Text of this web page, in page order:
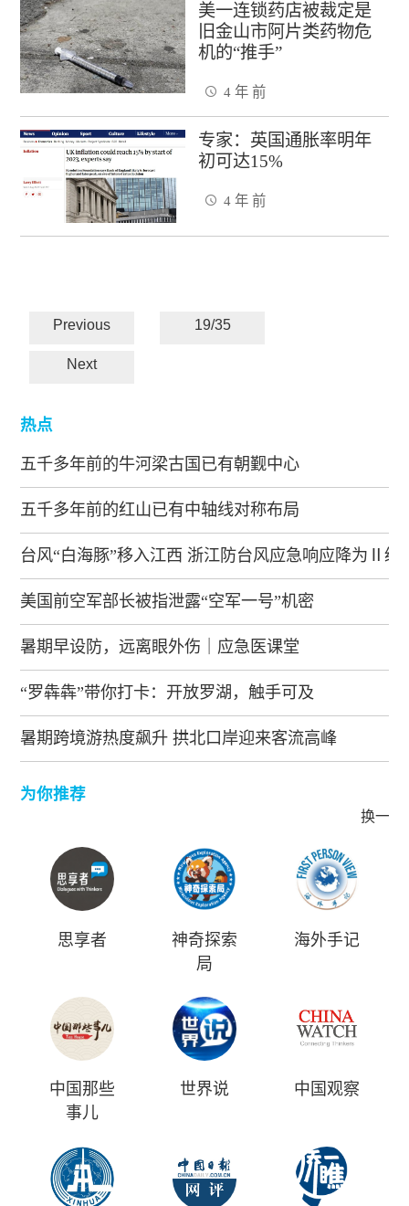
美一连锁药店被裁定是
旧金山市阿片类药物危
机的“推手”
4 年 前
专家：英国通胀率明年
初可达15%
4 年 前
Previous 19/35
Next
热点
五千多年前的牛河梁古国已有朝觐中心
五千多年前的红山已有中轴线对称布局
台风“白海豚”移入江西 浙江防台风应急响应降为Ⅱ级
美国前空军部长被指泄露“空军一号”机密
暑期早设防，远离眼外伤｜应急医课堂
“罗犇犇”带你打卡：开放罗湖，触手可及
暑期跨境游热度飙升 拱北口岸迎来客流高峰
为你推荐
换一批
思享者
神奇探索
局
海外手记
中国那些
事儿
世界说 中国观察